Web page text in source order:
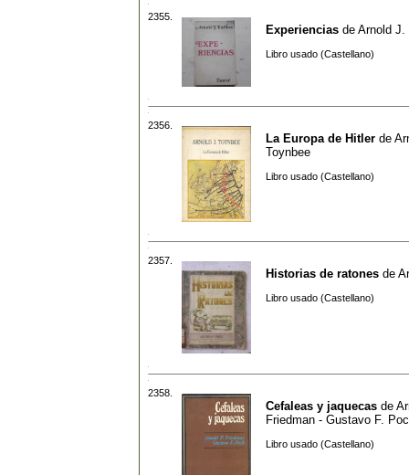
2355.
Experiencias de Arnold J.
Libro usado (Castellano)
2356.
La Europa de Hitler de
Toynbee
Libro usado (Castellano)
2357.
Historias de ratones de
Libro usado (Castellano)
2358.
Cefaleas y jaquecas de
Friedman - Gustavo F.
Libro usado (Castellano)